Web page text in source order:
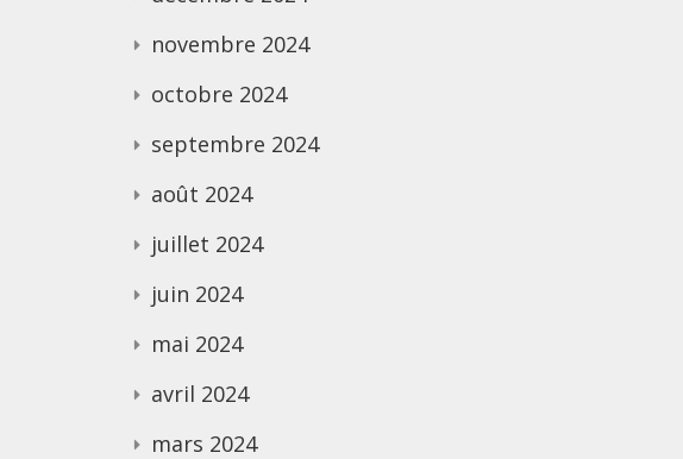
novembre 2024
octobre 2024
septembre 2024
août 2024
juillet 2024
juin 2024
mai 2024
avril 2024
mars 2024